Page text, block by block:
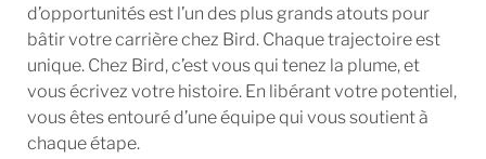
d’opportunités est l’un des plus grands atouts pour
bâtir votre carrière chez Bird. Chaque trajectoire est
unique. Chez Bird, c’est vous qui tenez la plume, et
vous écrivez votre histoire. En libérant votre potentiel,
vous êtes entouré d’une équipe qui vous soutient à
chaque étape.